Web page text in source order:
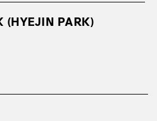
(HYEJIN PARK)